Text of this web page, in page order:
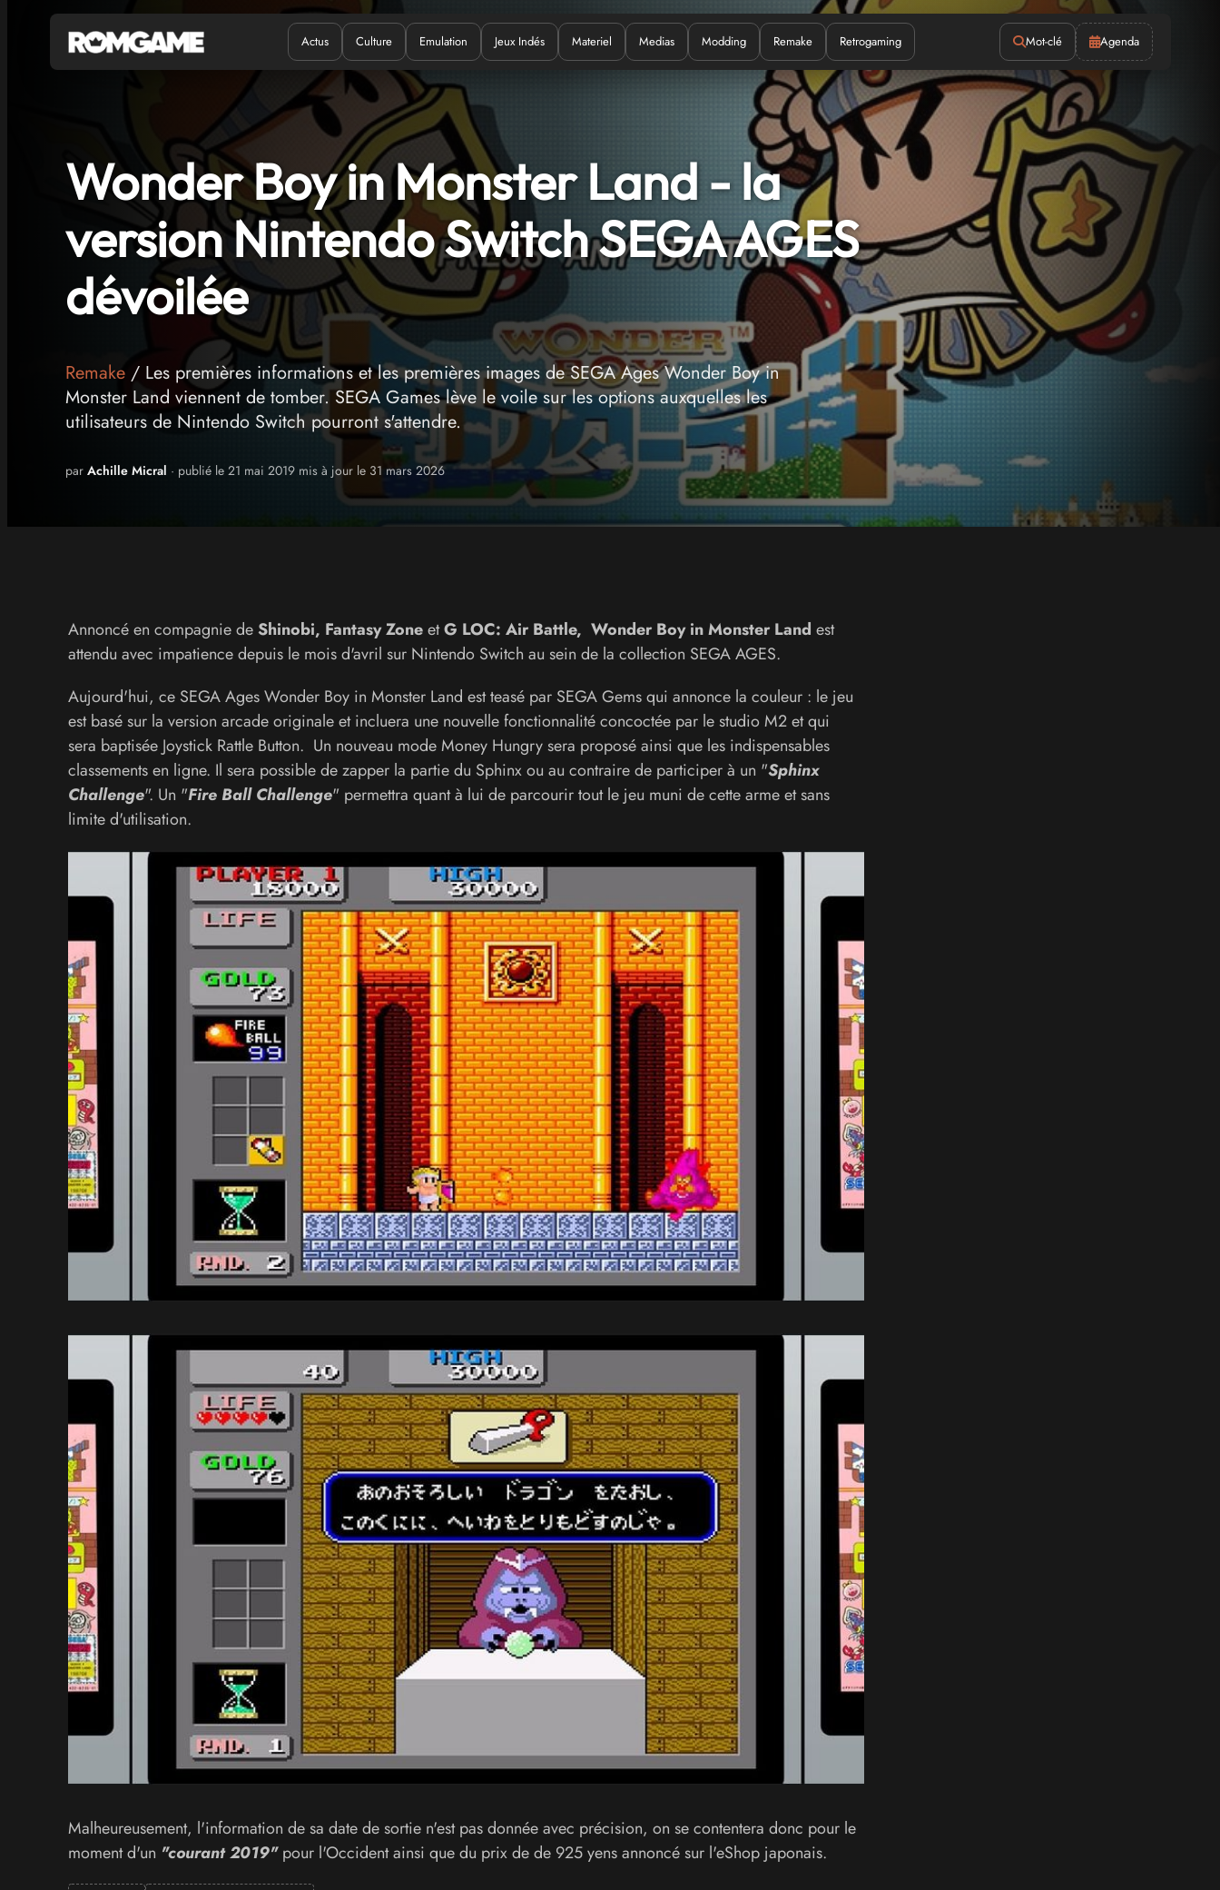
Quand ? Où ? Quoi ?
Actus Culture Emulation Jeux Indés Materiel Medias Modding Remake Retrogaming Mot-clé Agenda
Wonder Boy in Monster Land - la
version Nintendo Switch SEGA AGES
dévoilée
Remake / Les premières informations et les premières images de SEGA Ages Wonder Boy in
Monster Land viennent de tomber. SEGA Games lève le voile sur les options auxquelles les
utilisateurs de Nintendo Switch pourront s'attendre.
par Achille Micral · publié le 21 mai 2019 mis à jour le 31 mars 2026
Annoncé en compagnie deShinobi, Fantasy ZoneetG LOC: Air Battle, Wonder Boy in Monster Land est
attendu avec impatience depuis le mois d'avril sur Nintendo Switch au sein de la collection SEGA AGES.
Aujourd'hui, ce SEGA Ages Wonder Boy in Monster Land est teasé par SEGA Gems qui annonce la couleur : le jeu
est basé sur la version arcade originale et incluera une nouvelle fonctionnalité concoctée par le studio M2 et qui
sera baptisée Joystick Rattle Button. Un nouveau mode Money Hungry sera proposé ainsi que les indispensables
classements en ligne. Il sera possible de zapper la partie du Sphinx ou au contraire de participer à un "Sphinx
Challenge". Un "Fire Ball Challenge" permettra quant à lui de parcourir tout le jeu muni de cette arme et sans
limite d'utilisation.
Malheureusement, l'information de sa date de sortie n'est pas donnée avec précision, on se contentera donc pour le
moment d'un "courant 2019"pour l'Occident ainsi que du prix de de 925 yens annoncé sur l'eShop japonais.